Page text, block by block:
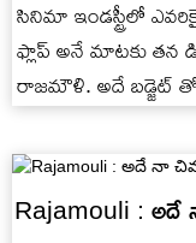
సినిమా ఇండస్ట్రీలో
ఫ్లాప్ అనే మాటకు తన
రాజమౌళి. అదే బడ్జెట్
Rajamouli :